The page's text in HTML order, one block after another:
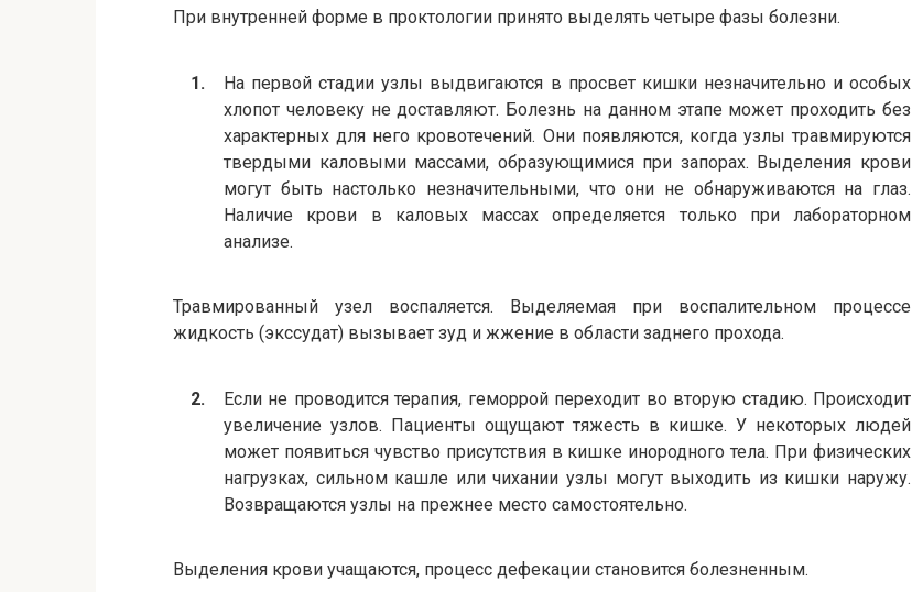
При внутренней форме в проктологии принято выделять четыре фазы болезни.
На первой стадии узлы выдвигаются в просвет кишки незначительно и особых
хлопот человеку не доставляют. Болезнь на данном этапе может проходить без
характерных для него кровотечений. Они появляются, когда узлы травмируются
твердыми каловыми массами, образующимися при запорах. Выделения крови
могут быть настолько незначительными, что они не обнаруживаются на глаз.
Наличие крови в каловых массах определяется только при лабораторном
анализе.
Травмированный узел воспаляется. Выделяемая при воспалительном процессе
жидкость (экссудат) вызывает зуд и жжение в области заднего прохода.
Если не проводится терапия, геморрой переходит во вторую стадию. Происходит
увеличение узлов. Пациенты ощущают тяжесть в кишке. У некоторых людей
может появиться чувство присутствия в кишке инородного тела. При физических
нагрузках, сильном кашле или чихании узлы могут выходить из кишки наружу.
Возвращаются узлы на прежнее место самостоятельно.
Выделения крови учащаются, процесс дефекации становится болезненным.